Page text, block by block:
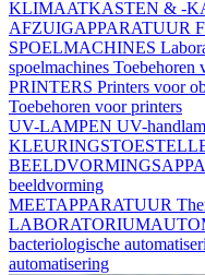
KLIMAATKASTEN & -
AFZUIGAPPARATUUR
SPOELMACHINES
spoelmachines Toebehoren
PRINTERS Printers voor
Toebehoren voor printers
UV-LAMPEN UV-
beeldvorming
MEETAPPARATUUR
bacteriologische
automatisering